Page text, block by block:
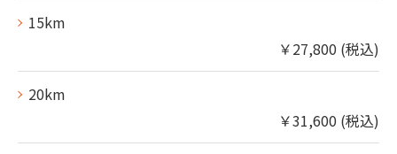
15km
￥27,800 (税込)
20km
￥31,600 (税込)